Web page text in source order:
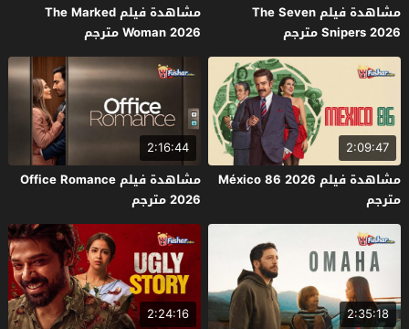
مشاهدة فيلم The Seven
Snipers 2026 مترجم
مشاهدة فيلم The Marked
Woman 2026 مترجم
2:09:47
مشاهدة فيلم México 86 2026
مترجم
2:16:44
مشاهدة فيلم Office Romance
2026 مترجم
2:35:18
2:24:16